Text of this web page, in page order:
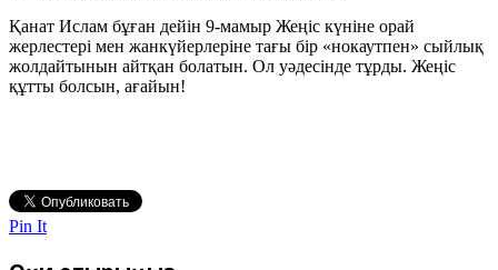
Қанат Ислам бұған дейін 9-мамыр Жеңіс күніне орай
жерлестері мен жанкүйерлеріне тағы бір «нокаутпен» сыйлық
жолдайтынын айтқан болатын. Ол уәдесінде тұрды. Жеңіс
құтты болсын, ағайын!
Pin It